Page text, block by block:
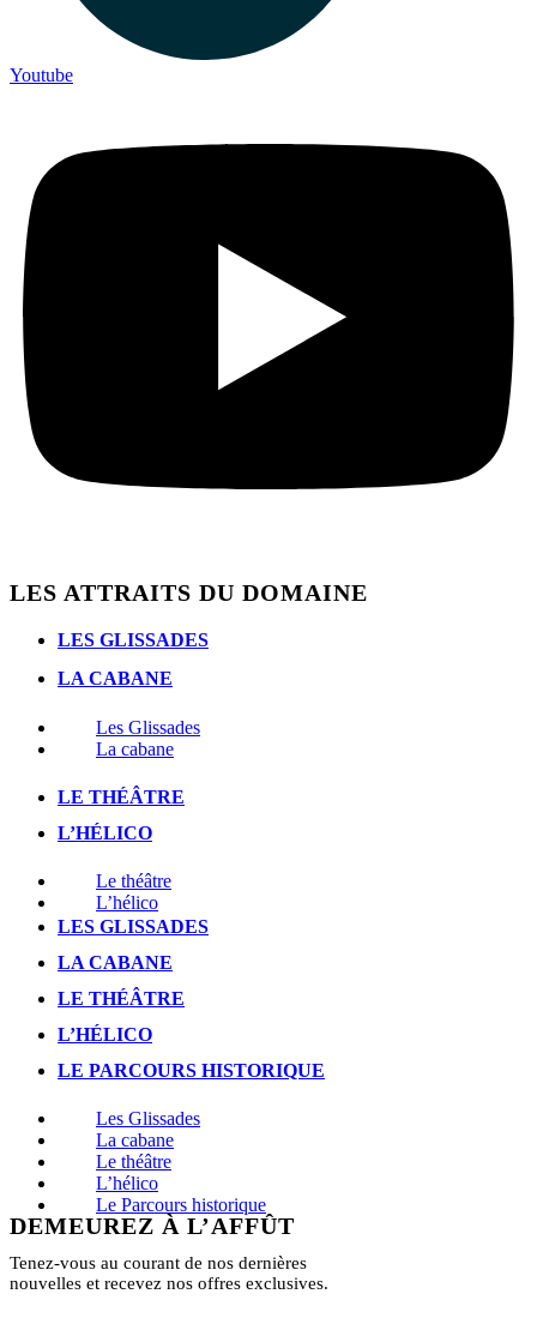
Youtube
LES ATTRAITS DU DOMAINE
LES GLISSADES
LA CABANE
Les Glissades
La cabane
LE THÉÂTRE
L’HÉLICO
Le théâtre
L’hélico
LES GLISSADES
LA CABANE
LE THÉÂTRE
L’HÉLICO
LE PARCOURS HISTORIQUE
Les Glissades
La cabane
Le théâtre
L’hélico
Le Parcours historique
DEMEUREZ À L’AFFÛT
Tenez-vous au courant de nos dernières
nouvelles et recevez nos offres exclusives.